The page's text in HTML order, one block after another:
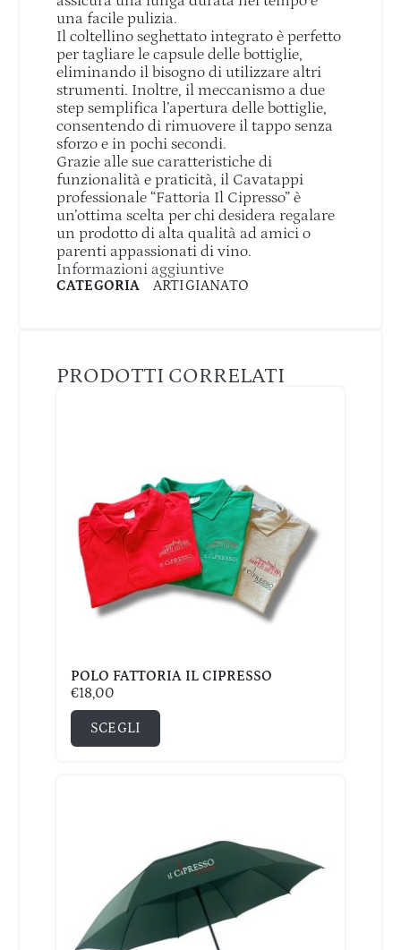
una facile pulizia.
Il coltellino seghettato integrato è perfetto
per tagliare le capsule delle bottiglie,
eliminando il bisogno di utilizzare altri
strumenti. Inoltre, il meccanismo a due
step semplifica l’apertura delle bottiglie,
consentendo di rimuovere il tappo senza
sforzo e in pochi secondi.
Grazie alle sue caratteristiche di
funzionalità e praticità, il Cavatappi
professionale “Fattoria Il Cipresso” è
un’ottima scelta per chi desidera regalare
un prodotto di alta qualità ad amici o
parenti appassionati di vino.
Informazioni aggiuntive
CATEGORIA ARTIGIANATO
PRODOTTI CORRELATI
POLO FATTORIA IL CIPRESSO
€18,00
SCEGLI